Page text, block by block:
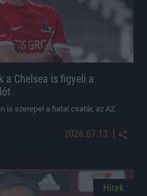
a Chelsea is figyeli a
is szerepel a fiatal csatár, az AZ
2026.07.13. |
Hírek